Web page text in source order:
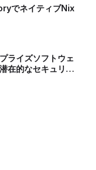
でネイティブNix
ライズソフトウェ
在的なセキュリテ